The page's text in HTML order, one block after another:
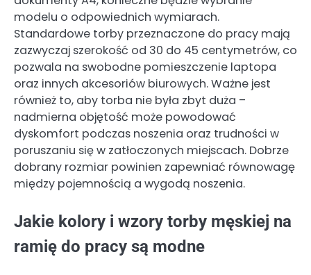
modelu o odpowiednich wymiarach.
Standardowe torby przeznaczone do pracy mają
zazwyczaj szerokość od 30 do 45 centymetrów, co
pozwala na swobodne pomieszczenie laptopa
oraz innych akcesoriów biurowych. Ważne jest
również to, aby torba nie była zbyt duża –
nadmierna objętość może powodować
dyskomfort podczas noszenia oraz trudności w
poruszaniu się w zatłoczonych miejscach. Dobrze
dobrany rozmiar powinien zapewniać równowagę
między pojemnością a wygodą noszenia.
Jakie kolory i wzory torby męskiej na
ramię do pracy są modne